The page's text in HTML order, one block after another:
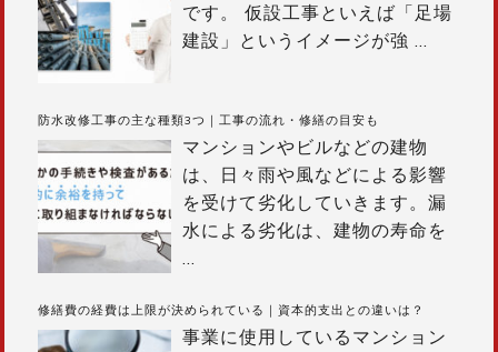
です。 仮設工事といえば「足場
建設」というイメージが強 …
防水改修工事の主な種類3つ｜工事の流れ・修繕の目安も
マンションやビルなどの建物
は、日々雨や風などによる影響
を受けて劣化していきます。漏
水による劣化は、建物の寿命を
…
修繕費の経費は上限が決められている｜資本的支出との違いは？
事業に使用しているマンション